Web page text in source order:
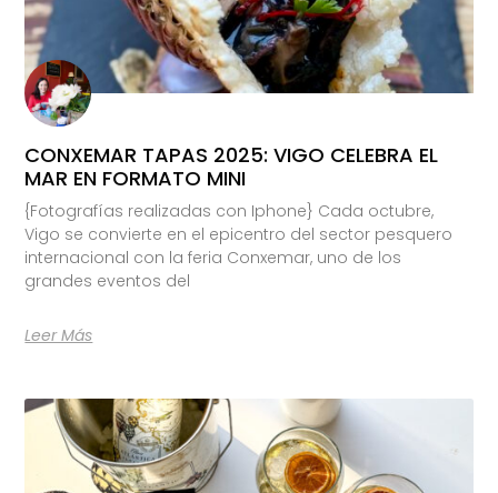
CONXEMAR TAPAS 2025: VIGO CELEBRA EL
MAR EN FORMATO MINI
{Fotografías realizadas con Iphone} Cada octubre,
Vigo se convierte en el epicentro del sector pesquero
internacional con la feria Conxemar, uno de los
grandes eventos del
Leer Más